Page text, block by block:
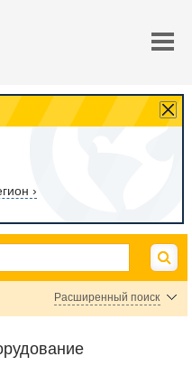
›
Расширенный поиск